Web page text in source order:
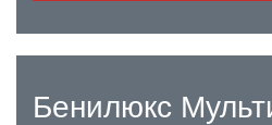
Бенилюкс